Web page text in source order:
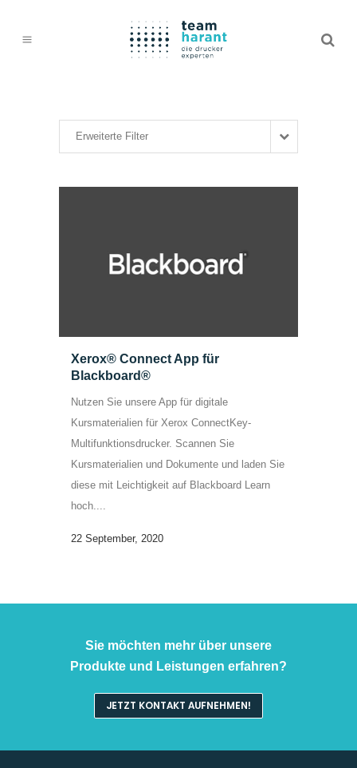
Erweiterte Filter
Xerox® Connect App für
Blackboard®
Nutzen Sie unsere App für digitale
Kursmaterialien für Xerox ConnectKey-
Multifunktionsdrucker. Scannen Sie
Kursmaterialien und Dokumente und laden Sie
diese mit Leichtigkeit auf Blackboard Learn
hoch....
22 September, 2020
Sie möchten mehr über unsere
Produkte und Leistungen erfahren?
JETZT KONTAKT AUFNEHMEN!